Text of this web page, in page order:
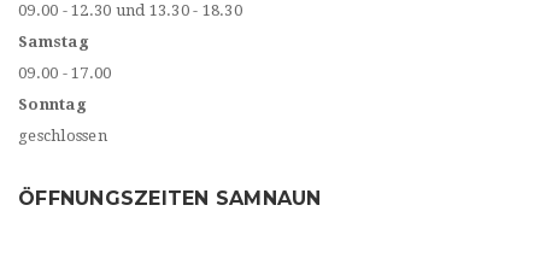
09.00 - 12.30 und 13.30 - 18.30
Samstag
09.00 - 17.00
Sonntag
geschlossen
ÖFFNUNGSZEITEN SAMNAUN